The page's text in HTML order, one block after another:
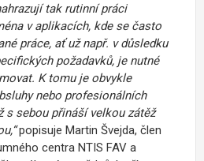
tak rutinní práci
v aplikacích, kde se často
práce, ať už např. v důsledku
požadavků, je nutné
K tomu je obvykle
nebo profesionálních
s sebou přináší velkou zátěž
popisuje Martin Švejda, člen
centra NTIS FAV a